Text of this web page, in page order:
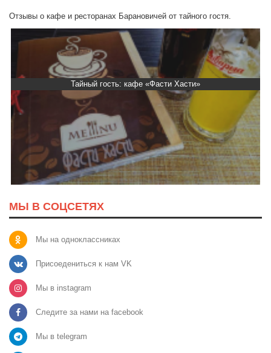
Отзывы о кафе и ресторанах Барановичей от тайного гостя.
Тайный гость: кафе «Фасти Хасти»
МЫ В СОЦСЕТЯХ
Мы на одноклассниках
Присоедениться к нам VK
Мы в instagram
Следите за нами на facebook
Мы в telegram